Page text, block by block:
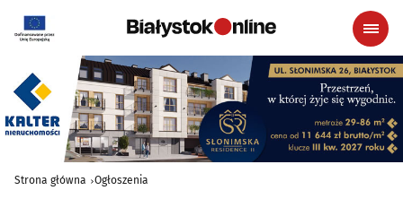
Strona główna Ogłoszenia